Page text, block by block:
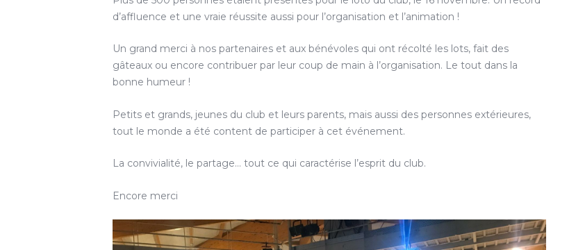
d’affluence et une vraie réussite aussi pour l’organisation et l’animation !
Un grand merci à nos partenaires et aux bénévoles qui ont récolté les lots, fait des
gâteaux ou encore contribuer par leur coup de main à l’organisation. Le tout dans la
bonne humeur !
Petits et grands, jeunes du club et leurs parents, mais aussi des personnes extérieures,
tout le monde a été content de participer à cet événement.
La convivialité, le partage… tout ce qui caractérise l’esprit du club.
Encore merci